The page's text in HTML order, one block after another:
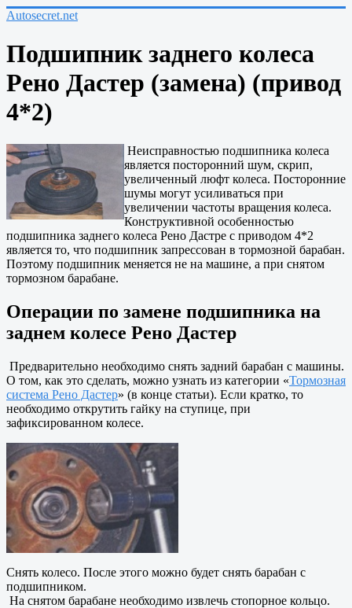
Autosecret.net
Подшипник заднего колеса
Рено Дастер (замена) (привод
4*2)
Неисправностью подшипника колеса
является посторонний шум, скрип,
увеличенный люфт колеса. Посторонние
шумы могут усиливаться при
увеличении частоты вращения колеса.
Конструктивной особенностью
подшипника заднего колеса Рено Дастре с приводом 4*2
является то, что подшипник запрессован в тормозной барабан.
Поэтому подшипник меняется не на машине, а при снятом
тормозном барабане.
Операции по замене подшипника на
заднем колесе Рено Дастер
Предварительно необходимо снять задний барабан с машины.
О том, как это сделать, можно узнать из категории «Тормозная
система Рено Дастер» (в конце статьи). Если кратко, то
необходимо открутить гайку на ступице, при
зафиксированном колесе.
Снять колесо. После этого можно будет снять барабан с
подшипником.
На снятом барабане необходимо извлечь стопорное кольцо.